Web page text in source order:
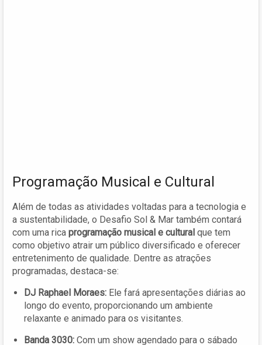
Programação Musical e Cultural
Além de todas as atividades voltadas para a tecnologia e
a sustentabilidade, o Desafio Sol & Mar também contará
com uma rica programação musical e cultural que tem
como objetivo atrair um público diversificado e oferecer
entretenimento de qualidade. Dentre as atrações
programadas, destaca-se:
DJ Raphael Moraes: Ele fará apresentações diárias ao
longo do evento, proporcionando um ambiente
relaxante e animado para os visitantes.
Banda 3030: Com um show agendado para o sábado